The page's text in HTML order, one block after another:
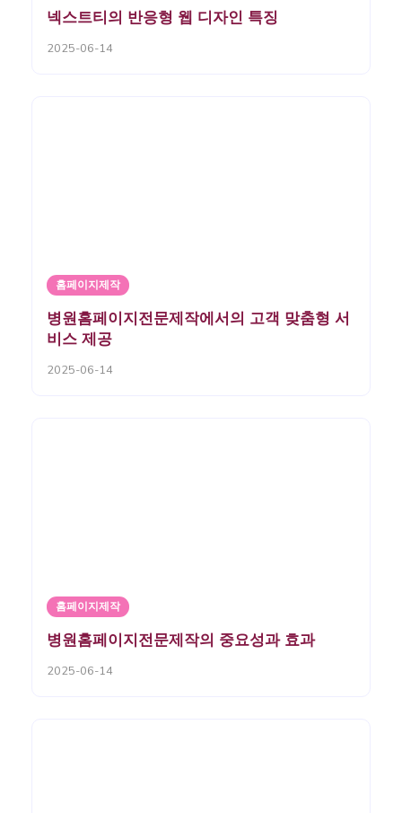
넥스트티의 반응형 웹 디자인 특징
2025-06-14
홈페이지제작
병원홈페이지전문제작에서의 고객 맞춤형 서
비스 제공
2025-06-14
홈페이지제작
병원홈페이지전문제작의 중요성과 효과
2025-06-14